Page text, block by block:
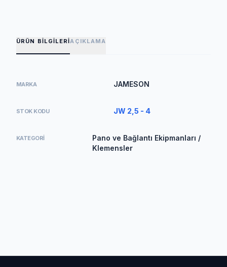
ÜRÜN BILGILERIAÇIKLAMA
MARKA JAMESON
STOK KODU JW 2,5 - 4
KATEGORI
Pano ve Bağlantı Ekipmanları /
Klemensler